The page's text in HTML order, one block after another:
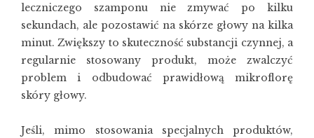
leczniczego szamponu nie zmywać po kilku
sekundach, ale pozostawić na skórze głowy na kilka
minut. Zwiększy to skuteczność substancji czynnej, a
regularnie stosowany produkt, może zwalczyć
problem i odbudować prawidłową mikroflorę
skóry głowy.
Jeśli, mimo stosowania specjalnych produktów,